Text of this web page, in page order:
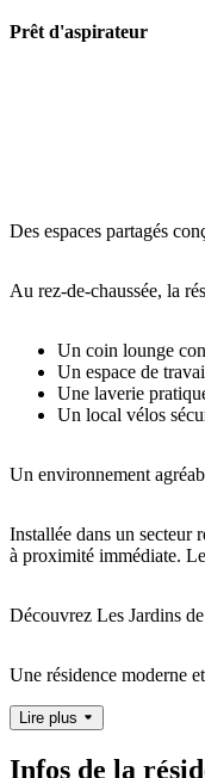
Prêt d'aspirateur
Des espaces partagés
Au rez-de-chaussée, la
Un coin lounge
Un espace de
Une laverie
Un local vélos
Un environnement
Installée dans un secteur
à proximité immédiate.
Découvrez Les Jardins
Une résidence moderne
Lire plus
Infos de la